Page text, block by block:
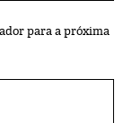
para a próxima